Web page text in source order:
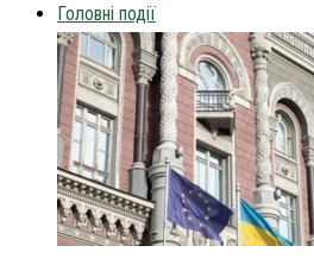
Головні події